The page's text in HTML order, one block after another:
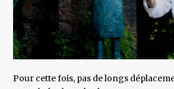
Pour cette fois, pas de longs